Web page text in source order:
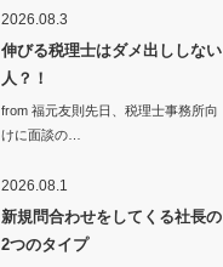
2026.08.3
伸びる税理士はダメ出ししない
人？！
from 福元友則先日、税理士事務所向
けに面談の…
2026.08.1
新規問合わせをしてくる社長の
2つのタイプ